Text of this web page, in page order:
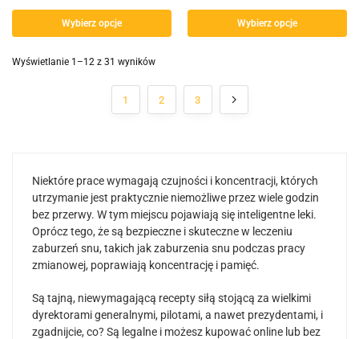
Wybierz opcje Wybierz opcje
Wyświetlanie 1–12 z 31 wyników
1 2 3
Niektóre prace wymagają czujności i koncentracji, których
utrzymanie jest praktycznie niemożliwe przez wiele godzin
bez przerwy. W tym miejscu pojawiają się inteligentne leki.
Oprócz tego, że są bezpieczne i skuteczne w leczeniu
zaburzeń snu, takich jak zaburzenia snu podczas pracy
zmianowej, poprawiają koncentrację i pamięć.
Są tajną, niewymagającą recepty siłą stojącą za wielkimi
dyrektorami generalnymi, pilotami, a nawet prezydentami, i
zgadnijcie, co? Są legalne i możesz kupować online lub bez